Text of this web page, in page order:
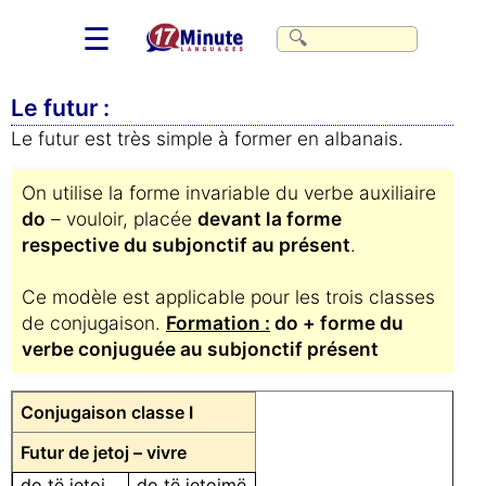
☰
Le futur :
Le futur est très simple à former en albanais.
On utilise la forme invariable du verbe auxiliaire
do – vouloir, placée devant la forme
respective du subjonctif au présent.
Ce modèle est applicable pour les trois classes
de conjugaison. Formation : do + forme du
verbe conjuguée au subjonctif présent
Conjugaison classe I
Futur de jetoj – vivre